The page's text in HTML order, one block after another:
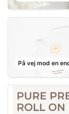
På vej mod en